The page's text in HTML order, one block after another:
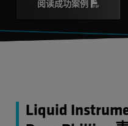
阅读成功案例
Liquid